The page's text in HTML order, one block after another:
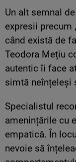
Un alt semnal
expresii precum
când există de
Teodora Mețiu
autentic îi face
simtă neînțeleși
Specialistul
amenințările cu
empatică. În
nevoie să